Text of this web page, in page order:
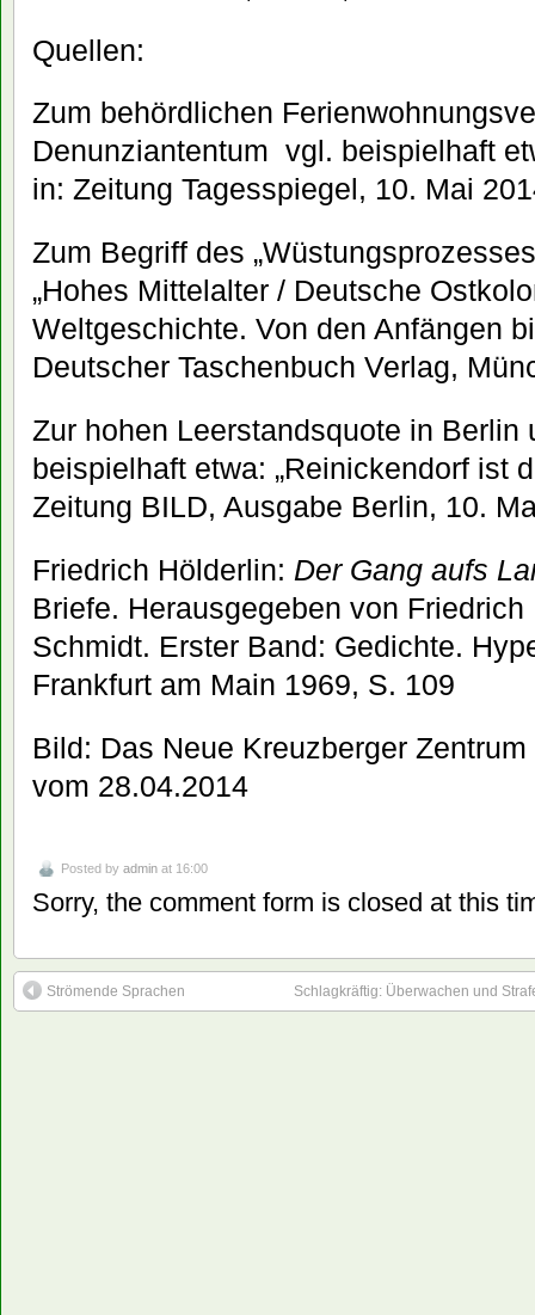
Quellen:
Zum behördlichen
Denunziantentum vgl. beispielhaft
in: Zeitung Tagesspiegel, 10. Mai
Zum Begriff des
„Hohes Mittelalter / Deutsche
Weltgeschichte. Von den Anfängen
Deutscher Taschenbuch Verlag,
Zur hohen Leerstandsquote in
beispielhaft etwa: „Reinickendorf ist
Zeitung BILD, Ausgabe Berlin, 10.
Friedrich Hölderlin: Der Gang aufs
Briefe. Herausgegeben von
Schmidt. Erster Band: Gedichte.
Frankfurt am Main 1969, S. 109
Bild: Das Neue Kreuzberger
vom 28.04.2014
Posted by admin at 16:00
Sorry, the comment form is closed at this
Strömende Sprachen Schlagkräftig: Überwachen und